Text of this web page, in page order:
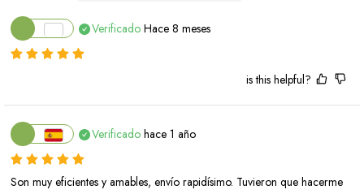
Verificado Hace 8 meses
is this helpful?
Verificado hace 1 año
Son muy eficientes y amables, envío rapidísimo. Tuvieron que hacerme